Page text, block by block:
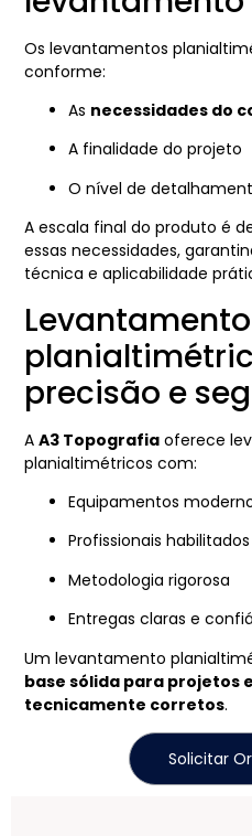
Os levantamentos
conforme:
As necessidades do
A finalidade do projeto
O nível de
A escala final do produto é
essas necessidades,
técnica e aplicabilidade
Levantamento
precisão e
AA3 Topografia oferece
planialtimétricos com:
Equipamentos
Profissionais habilitados
Metodologia rigorosa
Entregas claras e
Um levantamento
base sólida para projetos
tecnicamente corretos.
Solicitar